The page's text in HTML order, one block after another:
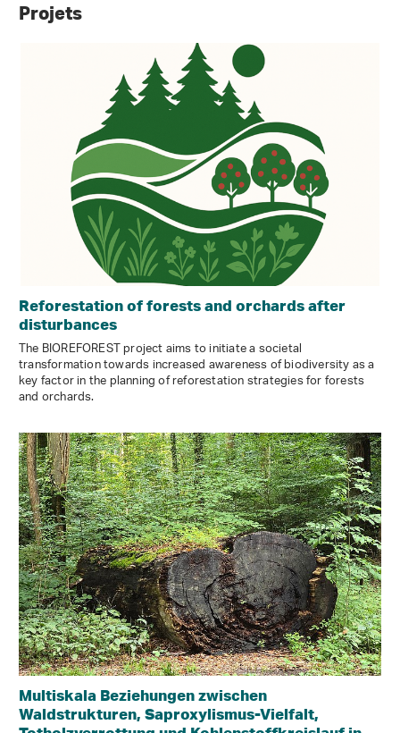
Projets
Reforestation of forests and orchards after
disturbances
The BIOREFOREST project aims to initiate a societal
transformation towards increased awareness of biodiversity as a
key factor in the planning of reforestation strategies for forests
and orchards.
Multiskala Beziehungen zwischen
Waldstrukturen, Saproxylismus-Vielfalt,